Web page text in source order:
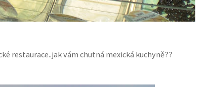
restaurace..jak vám chutná mexická kuchyně??